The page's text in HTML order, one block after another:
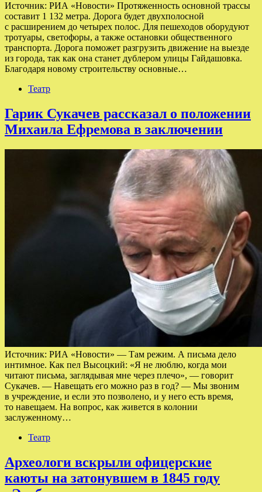
Источник: РИА «Новости» Протяженность основной трассы
составит 1 132 метра. Дорога будет двухполосной
с расширением до четырех полос. Для пешеходов оборудуют
тротуары, светофоры, а также остановки общественного
транспорта. Дорога поможет разгрузить движение на выезде
из города, так как она станет дублером улицы Гайдашовка.
Благодаря новому строительству основные…
Театр
Гарик Сукачев рассказал о положении
Михаила Ефремова в заключении
Источник: РИА «Новости» — Там режим. А письма дело
интимное. Как пел Высоцкий: «Я не люблю, когда мои
читают письма, заглядывая мне через плечо», — говорит
Сукачев. — Навещать его можно раз в год? — Мы звоним
в учреждение, и если это позволено, и у него есть время,
то навещаем. На вопрос, как живется в колонии
заслуженному…
Театр
Археологи вскрыли офицерские
каюты на затонувшем в 1845 году